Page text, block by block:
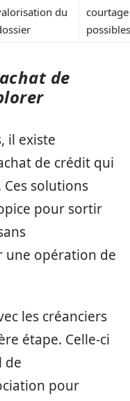
du
courtage
possibles
de
il existe
de crédit qui
Ces solutions
pour sortir
une opération de
les créanciers
étape. Celle-ci
de
pour